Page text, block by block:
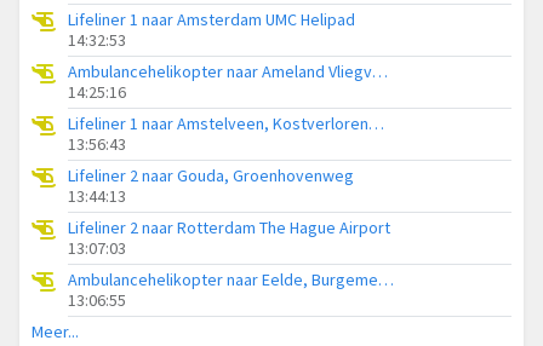
Lifeliner 1 naar Amsterdam UMC Helipad
14:32:53
Ambulancehelikopter naar Ameland Vliegveld Ballum
14:25:16
Lifeliner 1 naar Amstelveen, Kostverlorenweg
13:56:43
Lifeliner 2 naar Gouda, Groenhovenweg
13:44:13
Lifeliner 2 naar Rotterdam The Hague Airport
13:07:03
Ambulancehelikopter naar Eelde, Burgemeester J.G. Legroweg
13:06:55
Meer...